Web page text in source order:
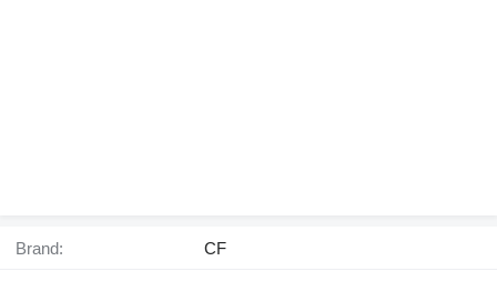
Brand: CF